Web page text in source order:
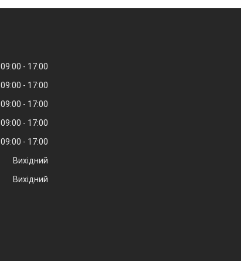
09:00
17:00
09:00
17:00
09:00
17:00
09:00
17:00
09:00
17:00
Вихідний
Вихідний